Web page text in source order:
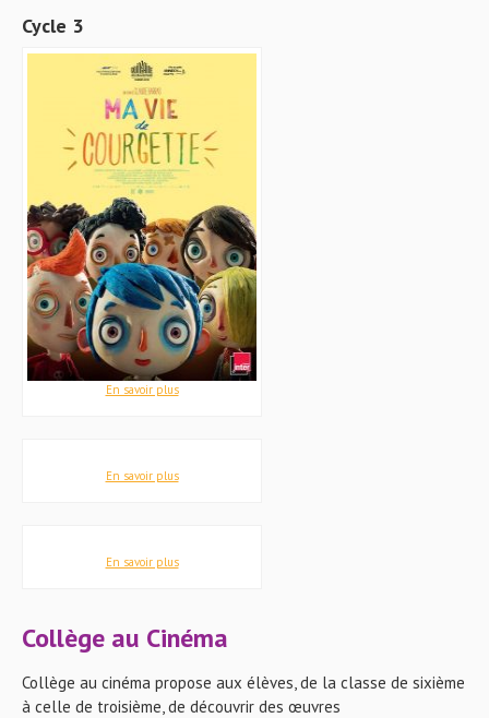
Cycle 3
En savoir plus
En savoir plus
En savoir plus
Collège au Cinéma
Collège au cinéma propose aux élèves, de la classe de sixième
à celle de troisième, de découvrir des œuvres